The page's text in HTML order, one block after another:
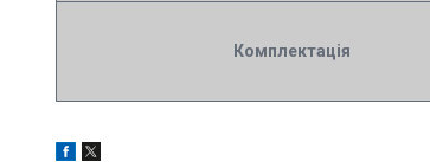
Комплектація